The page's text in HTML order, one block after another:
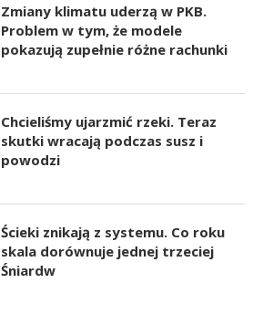
Zmiany klimatu uderzą w PKB.
Problem w tym, że modele
pokazują zupełnie różne rachunki
Chcieliśmy ujarzmić rzeki. Teraz
skutki wracają podczas susz i
powodzi
Ścieki znikają z systemu. Co roku
skala dorównuje jednej trzeciej
Śniardw